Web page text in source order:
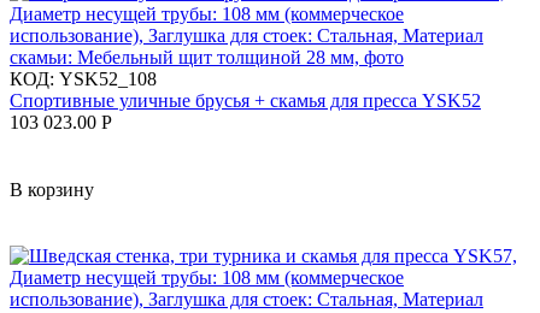
КОД: YSK52_108
Спортивные уличные брусья + скамья для пресса YSK52
103 023.00 Р
В корзину